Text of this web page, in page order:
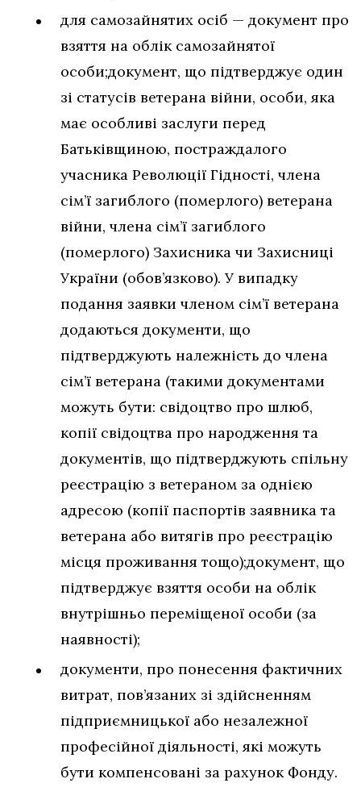
для самозайнятих осіб — документ про
взяття на облік самозайнятої
особи;документ, що підтверджує один
зі статусів ветерана війни, особи, яка
має особливі заслуги перед
Батьківщиною, постраждалого
учасника Революції Гідності, члена
сім’ї загиблого (померлого) ветерана
війни, члена сім’ї загиблого
(померлого) Захисника чи Захисниці
України (обов’язково). У випадку
подання заявки членом сім’ї ветерана
додаються документи, що
підтверджують належність до члена
сім’ї ветерана (такими документами
можуть бути: свідоцтво про шлюб,
копії свідоцтва про народження та
документів, що підтверджують спільну
реєстрацію з ветераном за однією
адресою (копії паспортів заявника та
ветерана або витягів про реєстрацію
місця проживання тощо);документ, що
підтверджує взяття особи на облік
внутрішньо переміщеної особи (за
наявності);
документи, про понесення фактичних
витрат, пов’язаних зі здійсненням
підприємницької або незалежної
професійної діяльності, які можуть
бути компенсовані за рахунок Фонду.